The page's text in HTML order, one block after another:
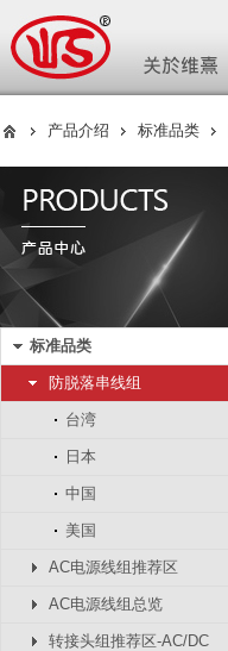
产品介绍 标准品类
标准品类
防脱落串线组
台湾
日本
中国
美国
AC电源线组推荐区
AC电源线组总览
转接头组推荐区-AC/DC